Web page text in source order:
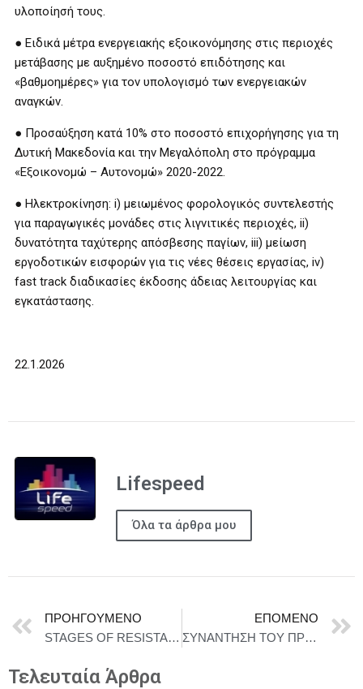
υλοποίησή τους.
● Ειδικά μέτρα ενεργειακής εξοικονόμησης στις περιοχές
μετάβασης με αυξημένο ποσοστό επιδότησης και
«βαθμοημέρες» για τον υπολογισμό των ενεργειακών
αναγκών.
● Προσαύξηση κατά 10% στο ποσοστό επιχορήγησης για τη
Δυτική Μακεδονία και την Μεγαλόπολη στο πρόγραμμα
«Εξοικονομώ – Αυτονομώ» 2020-2022.
● Ηλεκτροκίνηση: i) μειωμένος φορολογικός συντελεστής
για παραγωγικές μονάδες στις λιγνιτικές περιοχές, ii)
δυνατότητα ταχύτερης απόσβεσης παγίων, iii) μείωση
εργοδοτικών εισφορών για τις νέες θέσεις εργασίας, iv)
fast track διαδικασίες έκδοσης άδειας λειτουργίας και
εγκατάστασης.
22.1.2026
Lifespeed
Όλα τα άρθρα μου
ΠΡΟΗΓΟΎΜΕΝΟ
STAGES OF RESISTANCE, 2025-2026 – ΙΔΡΥΜΑ ΘΕΟΧΑΡΑΚΗ
ΕΠΌΜΕΝΟ
ΣΥΝΑΝΤΗΣΗ ΤΟΥ ΠΡΟΕΔΡΟΥ ΤΗΣ ΔΗΜΟΚΡΑΤΙΑΣ ΚΩΝΣΤΑΝΤΙΝΟΥ ΑΝ. ΤΑΣΟΥΛΑ ΜΕ ΤΟΝ ΠΡΩΗΝ ΠΡΩΘΥΠΟΥΡΓΟ ΓΙΩΡΓΟ Α. ΠΑΠΑΝΔΡΕΟΥ
Τελευταία Άρθρα